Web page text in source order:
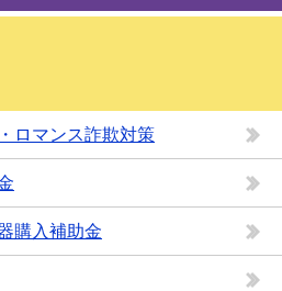
ロマンス詐欺対策
購入補助金